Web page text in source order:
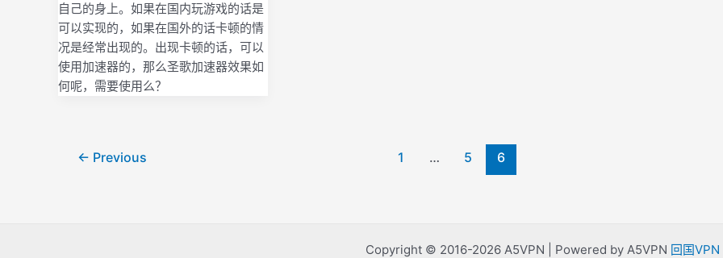
自己的身上。如果在国内玩游戏的话是
可以实现的，如果在国外的话卡顿的情
况是经常出现的。出现卡顿的话，可以
使用加速器的，那么圣歌加速器效果如
何呢，需要使用么？
Post← Previous 1 … 5 6
Copyright © 2016-2026 A5VPN | Powered by A5VPN 回国VPN